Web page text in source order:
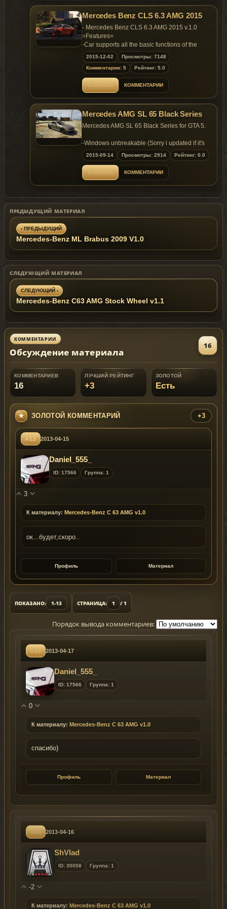
and use ONLY the original screenshots.
Mercedes Benz CLS 6.3 AMG 2015
- Mercedes Benz CLS 6.3 AMG 2015 v.1.0
=Features=
-Car supports all the basic functions of the
game
-Real size auto
-Working lights
-HQ Interior
-Working dashboard
-HQ Engine
-Working Dirt.
-Lods
-Breakable windows
-Hands on the steering wheel
-Correct collision
-Tuning
=BUGS=
-no handling.
Install
1.>>>Gtav\update\x64\dlcpacks\pa
tchday3ng\dlc.rp
2.>>>Gtav\x64e.rpf\levels\gta5\vehicles.rpf\
-felon.ytd
-replace tuning files
1.>>>Gtav\update\x64\dlcpacks\pa
chday1ng\vehiclemods"
*If you like my mods and you want to support
me, you can make a donation to:
PayPal: lukman-1994@mail.ru
+79886499969 - Qiwi
2015-12-02
Просмотры: 7148
Комментарии: 5
Рейтинг: 5.0
КОММЕНТАРИИ
Mercedes AMG SL 65 Black Series
Mercedes AMG SL 65 Black Series for GTA 5.
-Windows unbreakable (Sorry i updated if it's
fixed)
-Custom , Just Small Wing Feltzer2
-Use Stock handling or copie values custom
-------------------
x64e.rpf/levels/gta5/vehicles.rpf
2015-09-14 Просмотры: 2914 Рейтинг: 0.0
КОММЕНТАРИИ
ПРЕДЫДУЩИЙ МАТЕРИАЛ
‹ ПРЕДЫДУЩИЙ
Mercedes-Benz ML Brabus 2009 V1.0
СЛЕДУЮЩИЙ МАТЕРИАЛ
СЛЕДУЮЩИЙ ›
Mercedes-Benz C63 AMG Stock Wheel v1.1
КОММЕНТАРИИ
Обсуждение материала
16
КОММЕНТАРИЕВ
16
ЛУЧШИЙ РЕЙТИНГ
+3
ЗОЛОТОЙ
Есть
ЗОЛОТОЙ КОММЕНТАРИЙ +3
#13 2013-04-15
Daniel_555_
ID: 17566 Группа: 1
3
К материалу: Mercedes-Benz C 63 AMG v1.0
ок...будет,скоро..
Профиль Материал
ПОКАЗАНО: 1-13 СТРАНИЦА: 1 / 1
Порядок вывода комментариев:
#16 2013-04-17
Daniel_555_
ID: 17566 Группа: 1
0
К материалу: Mercedes-Benz C 63 AMG v1.0
спасибо)
Профиль Материал
#14 2013-04-16
ShVlad
ID: 30058 Группа: 1
-2
К материалу: Mercedes-Benz C 63 AMG v1.0